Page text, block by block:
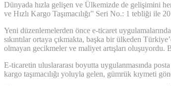
Dünyada hızla gelişen ve Ülkemizde de gelişimini
ve Hızlı Kargo Taşımacılığı” Seri No.: 1 tebliği ile
Yeni düzenlemelerden önce e-ticaret
sıkıntılar ortaya çıkmakta, başka bir ülkeden
olmayan gecikmeler ve maliyet artışları oluşuyordu.
E-ticaretin uluslararası boyutta uygulanmasında
kargo taşımacılığı yoluyla gelen, gümrük kıymeti